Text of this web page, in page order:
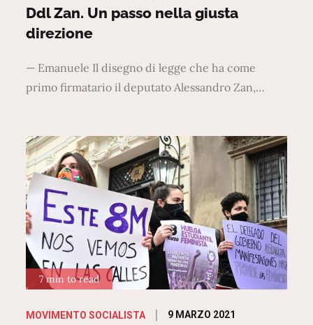
on
Ddl Zan. Un passo nella giusta
direzione
— Emanuele Il disegno di legge che ha come
primo firmatario il deputato Alessandro Zan,…
7 min to read
MOVIMENTO SOCIALISTA
Posted
9 MARZO 2021